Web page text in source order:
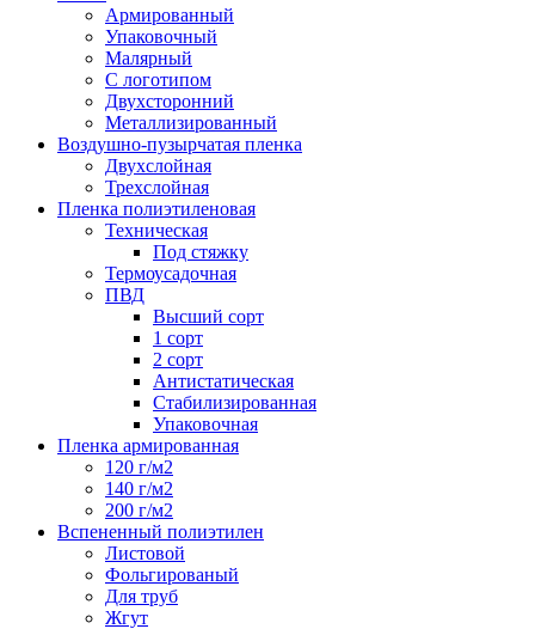
Армированный
Упаковочный
Малярный
С логотипом
Двухсторонний
Металлизированный
Воздушно-пузырчатая пленка
Двухслойная
Трехслойная
Пленка полиэтиленовая
Техническая
Под стяжку
Термоусадочная
ПВД
Высший сорт
1 сорт
2 сорт
Антистатическая
Стабилизированная
Упаковочная
Пленка армированная
120 г/м2
140 г/м2
200 г/м2
Вспененный полиэтилен
Листовой
Фольгированый
Для труб
Жгут